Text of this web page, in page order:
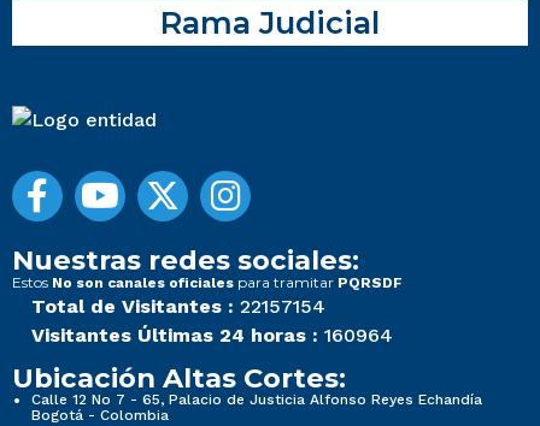
Rama Judicial
Nuestras redes sociales:
Estos No son canales oficiales para tramitar PQRSDF
Total de Visitantes : 22157154
Visitantes Últimas 24 horas : 160964
Ubicación Altas Cortes:
Calle 12 No 7 - 65, Palacio de Justicia Alfonso Reyes Echandía
Bogotá - Colombia